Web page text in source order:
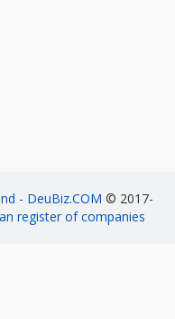
- DeuBiz.COM © 2017-
register of companies